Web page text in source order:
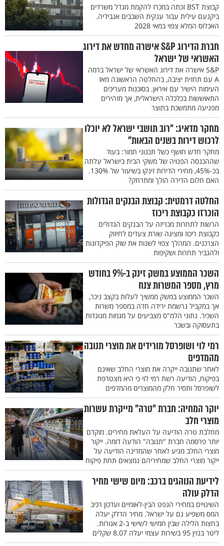
קבוצת BST זכתה במכרז להקמת מגדל משרדים
ביקנעם עילית עבור ענקית השבבים אנבידיה.
האכלוס המלא צפוי במאי 2028
חברת הדירוג S&P אישרה מחדש את דירוג
האשראי של ישראל
S&P אישרה את דירוג האשראי של ישראל ברמה
A עם תחזית יציבה, בהחלטה הראשונה מאז
העימות הישיר עם איראן. בסוכנות מעריכים
התאוששות בכלכלה הישראלית, אך מזהירים
מפגיעה מתמשכת בתוצר
מחקר מדאיג: "רוב תושבי ישראל לא יוכלו
לרכוש דירות בשנים הבאות"
מחקר חדש חושף כשל תכנוני חמור: בעוד
שההכנסה הפנויה של משקי הבית בישראל עלתה
בכ-45%, מחירי הדירות זינקו בשיעור של 130%.
האם חלום הדירה הולך ומתרחק?
החלטה דרמטית: קבוצת הבנקים הגדולות
הוכרזו כקבוצת ריכוז
הרשות לתחרות מכריזה על הבנקים הגדולים
כקבוצת ריכוז ומציגה שורת צעדים לחיזוק
הצרכנים. המהלך צפוי לשנות את שוק הפיקדונות
ולהגביר תחרות ושקיפות
השכר הממוצע במשק זינק ב-9% בחודש
מרץ, מספר המשרות צנח
השכר הממוצע במשק ממשיך לעלות בקצב ניכר,
אך במקביל נרשמת ירידה חדה במספר משרות
השכיר. נתוני הלמ"ס מצביעים על מגמות מנוגדות
בתעסוקה ובשכר
רמי לוי ושופרסל מורידים את מוצרי תנובה
מהמדפים
לאחר שתנובה ייקרה את מוצרי החלב שאינם
בפיקוח, הודיעה רשת רמי לוי כי היא מצטרפת
לשופרסל ותסיר חלק מהמוצרים מהמדפים
יוקר המחיה: חברת "טרה" מייקרת עשרות
מוצרי חלב
מחלבת טרה הודיעה על העלאת מחירים. מוקדם
יותר פרסמה חברת "תנובה" הודעה דומה. ייקור
מוצרי החלב מגיע לאחר שהמדינה הודיעה על
ייקור מוצרי החלב שמחיריהם נמצאים תחת פיקוח
לידיעת הנוהגים ברכב: מיום שישי מחיר
הדלק עולה
השינויים במחירי הנפט הבין-לאומיים ועדכון רכיב
המס משפיע גם על ישראל. מחיר הדלק יעלה
בחצות הלילה שבין חמישי לשישי ב-2 אגורות.
ליטר בנזין 95 בשירות עצמי יעלה 8.07 שקלים